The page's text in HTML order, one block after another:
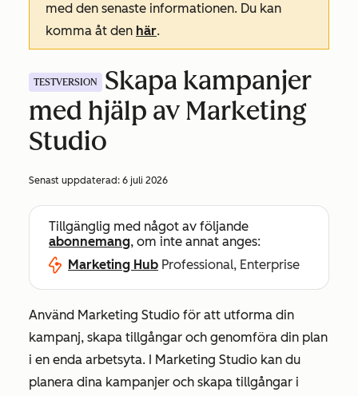
med den senaste informationen. Du kan
komma åt den här.
TESTVERSION
Skapa kampanjer
med hjälp av Marketing
Studio
Senast uppdaterad: 6 juli 2026
Tillgänglig med något av följande
abonnemang, om inte annat anges:
Marketing Hub Professional, Enterprise
Använd Marketing Studio för att utforma din
kampanj, skapa tillgångar och genomföra din plan
i en enda arbetsyta. I Marketing Studio kan du
planera dina kampanjer och skapa tillgångar i